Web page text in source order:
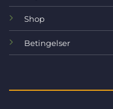
Shop
Betingelser